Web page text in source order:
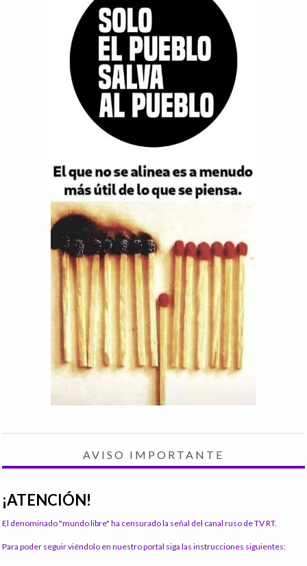
AVISO IMPORTANTE
¡ATENCIÓN!
El denominado "mundo libre" ha censurado la señal del canal ruso de TV RT.
Para poder seguir viéndolo en nuestro portal siga las instrucciones siguientes: